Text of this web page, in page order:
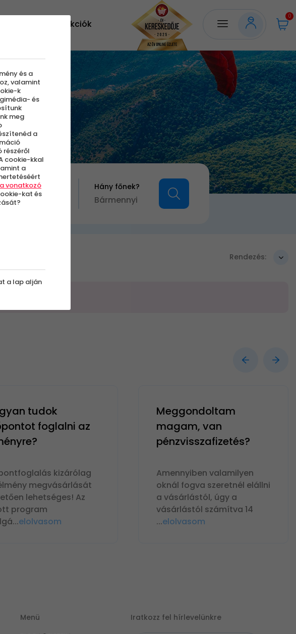
Akciók
0
Milyen
alkalomra?
Hány főnek?
Bármennyi
Rendezés:
tudok
foglalni az
kizárólag
megvásárlását
lehetséges! Az
program
...elolvasom
Meggondoltam
magam, van
pénzvisszafizetés?
Amennyiben valamilyen
oknál fogva szeretnél elállni
a vásárlástól, úgy a
vásárlástól számítva 14
...elolvasom
Menü Iratkozz fel hírlevelünkre
és a
valamint
k
és
meg
a
részéről
cookie-kkal
a
vonatkozó
kat és
a lap alján